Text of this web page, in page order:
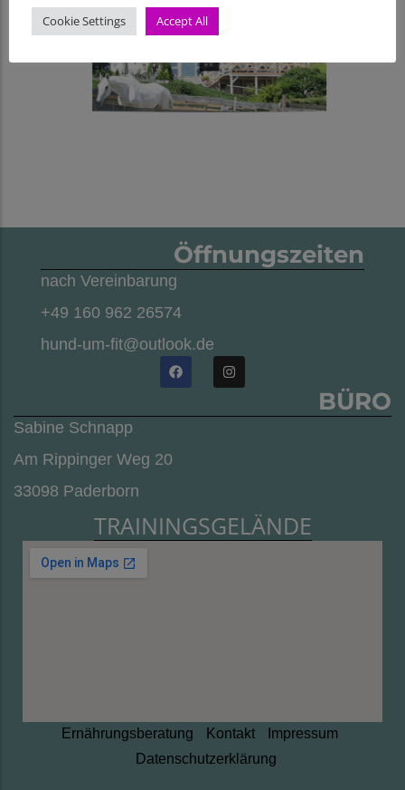
Öffnungszeiten
nach Vereinbarung
+49 160 962 26574
hund-um-fit@outlook.de
BÜRO
Sabine Schnapp
Am Rippinger Weg 20
33098 Paderborn
TRAININGSGELÄNDE
Ernährungsberatung Kontakt
Impressum
Datenschutzerklärung
Cookie Settings Accept All